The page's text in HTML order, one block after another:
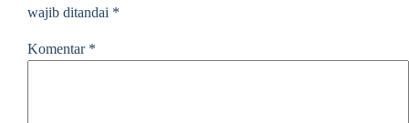
wajib ditandai *
Komentar *